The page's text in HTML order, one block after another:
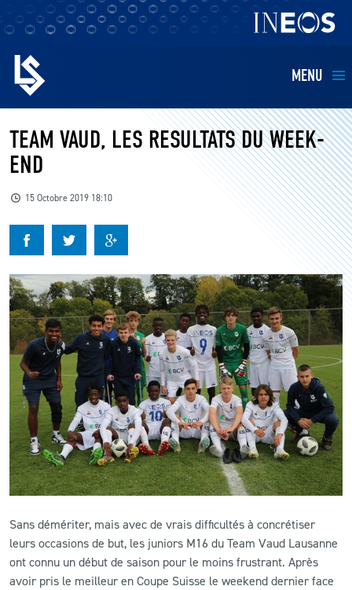
MENU
EQUIPES
BILLETTERIE
KIDS
BUSINESS
RESTAURATION
CLUB
CONTACT
ACTUALITÉS
L’APP DU LS
LS ACADEMY CAMPS
TEAM VAUD, LES RESULTATS DU WEEK-
END
15 Octobre 2019 18:10
Sans démériter, mais avec de vrais difficultés à concrétiser
leurs occasions de but, les juniors M16 du Team Vaud Lausanne
ont connu un début de saison pour le moins frustrant. Après
avoir pris le meilleur en Coupe Suisse le weekend dernier face